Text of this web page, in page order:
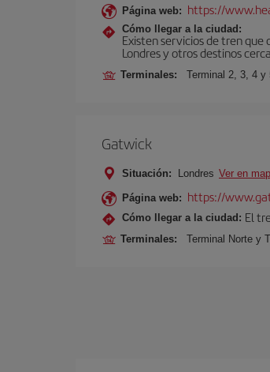
Página web: https://
Cómo llegar a la ciudad:
Existen servicios de tren
Londres y otros destinos
Terminales: Terminal 2, 3, 4 y
Gatwick
Situación: Londres Ver en
Página web: https://
Cómo llegar a la ciudad: El
Terminales: Terminal Norte y